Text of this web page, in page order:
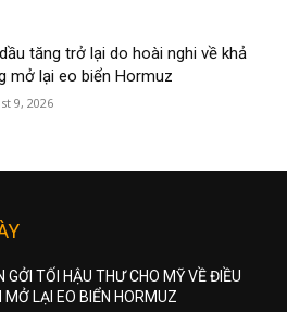
tăng trở lại do hoài nghi về khả
mở lại eo biển Hormuz
9, 2026
GỞI TỐI HẬU THƯ CHO MỸ VỀ ĐIỀU
MỞ LẠI EO BIỂN HORMUZ